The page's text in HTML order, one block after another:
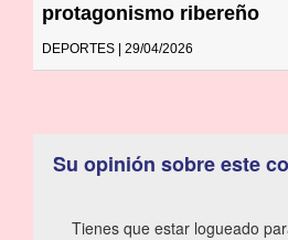
protagonismo ribereño
DEPORTES | 29/04/2026
Su opinión sobre este
Tienes que estar logueado